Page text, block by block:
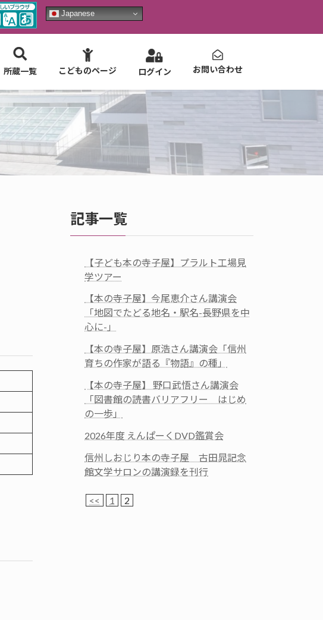
Japanese
所蔵一覧 こどものページ ログイン お問い合わせ
記事一覧
【子ども本の寺子屋】プラルト工場見
学ツアー
【本の寺子屋】今尾恵介さん講演会
「地図でたどる地名・駅名-長野県を中
心に-」
【本の寺子屋】原浩さん講演会「信州
育ちの作家が語る『物語』の種」
【本の寺子屋】 野口武悟さん講演会
「図書館の読書バリアフリー はじめ
の一歩」
2026年度 えんぱーくDVD鑑賞会
信州しおじり本の寺子屋 古田晁記念
館文学サロンの講演録を刊行
<< 1 2